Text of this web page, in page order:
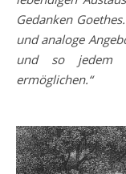
Gedanken
und analoge
und so jedem
ermöglichen.“